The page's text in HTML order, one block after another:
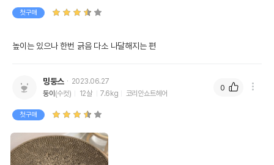
첫구매
높이는 있으나 한번 긁음 다소 나달해지는 편
밍둥스
2023.06.27
둥이 (수컷) 12살 7.6kg 코리안쇼트헤어
첫구매
0